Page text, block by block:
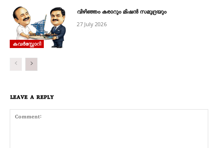
കവര്‍സ്റ്റോറി
വിഴിഞ്ഞം കരാറും മിഷൻ സമുദ്രയും
27 July 2026
LEAVE A REPLY